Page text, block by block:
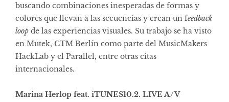
buscando combinaciones inesperadas de formas y
colores que llevan a las secuencias y crean un feedback
loop de las experiencias visuales. Su trabajo se ha visto
en Mutek, CTM Berlín como parte del MusicMakers
HackLab y el Parallel, entre otras citas
internacionales.
Marina Herlop feat. iTUNES10.2. LIVE A/V